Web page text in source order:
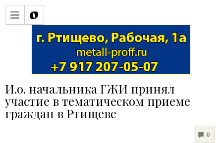
И.о. начальника ГЖИ принял
участие в тематическом приеме
граждан в Ртищеве
0